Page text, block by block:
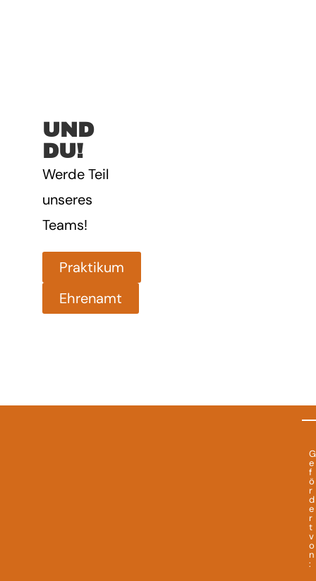
UND
DU!
Werde Teil
unseres
Teams!
Praktikum
Ehrenamt
G
e
f
ö
r
d
e
r
t
v
o
n
: